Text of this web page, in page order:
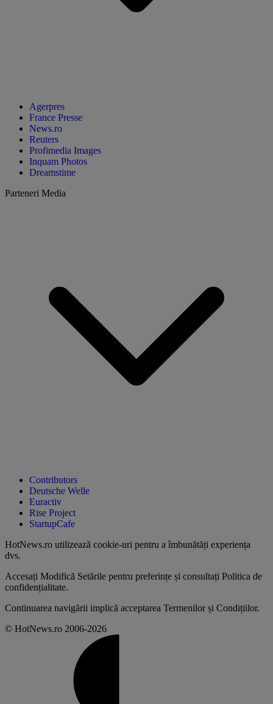
Agerpres
France Presse
News.ro
Reuters
Profimedia Images
Inquam Photos
Dreamstime
Parteneri Media
Contributors
Deutsche Welle
Euractiv
Rise Project
StartupCafe
HotNews.ro utilizează cookie-uri pentru a îmbunătăți experiența
dvs.
Accesați Modifică Setările pentru preferințe și consultați Politica de
confidențialitate.
Continuarea navigării implică acceptarea Termenilor și Condițiilor.
© HotNews.ro 2006-2026